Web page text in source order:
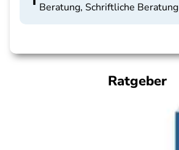
Beratung, Schriftliche Beratung
Ratgeber